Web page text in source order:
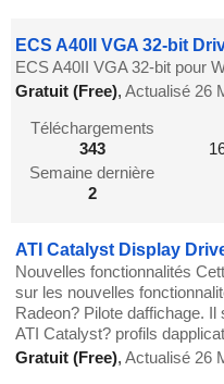
ECS A40II VGA 32-bit
ECS A40II VGA 32-bit pour
Gratuit (Free),Actualisé 26
Téléchargements
343
Semaine dernière
2
ATI Catalyst Display
Nouvelles fonctionnalités
sur les nouvelles
Radeon? Pilote daffichage.
ATI Catalyst? profils
Gratuit (Free),Actualisé 26